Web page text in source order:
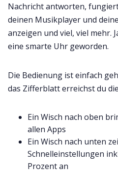
Nachricht antworten,
deinen Musikplayer und
anzeigen und viel, viel mehr.
eine smarte Uhr geworden.
Die Bedienung ist einfach
das Zifferblatt erreichst du
Ein Wisch nach oben
allen Apps
Ein Wisch nach unten
Schnelleinstellungen
Prozent an